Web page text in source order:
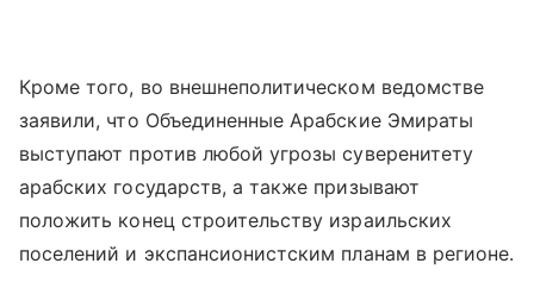
Кроме того, во внешнеполитическом ведомстве
заявили, что Объединенные Арабские Эмираты
выступают против любой угрозы суверенитету
арабских государств, а также призывают
положить конец строительству израильских
поселений и экспансионистским планам в регионе.